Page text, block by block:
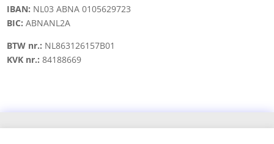
IBAN: NL03 ABNA 0105629723
BIC: ABNANL2A
BTW nr.: NL863126157B01
KVK nr.:84188669